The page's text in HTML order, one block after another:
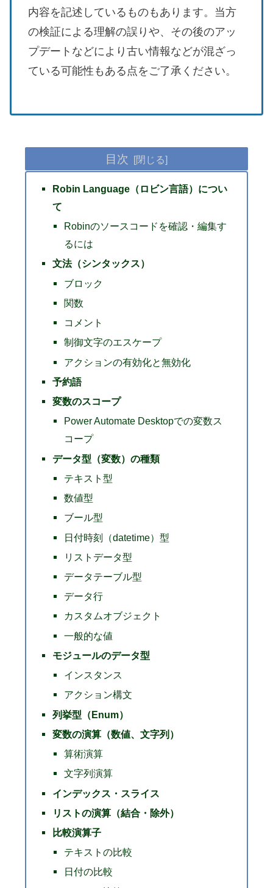
内容を記述しているものもあります。当方
の検証による理解の誤りや、その後のアッ
プデートなどにより古い情報などが混ざっ
ている可能性もある点をご了承ください。
目次
Robin Language（ロビン言語）につい
て
Robinのソースコードを確認・編集す
るには
文法（シンタックス）
ブロック
関数
コメント
制御文字のエスケープ
アクションの有効化と無効化
予約語
変数のスコープ
Power Automate Desktopでの変数ス
コープ
データ型（変数）の種類
テキスト型
数値型
ブール型
日付時刻（datetime）型
リストデータ型
データテーブル型
データ行
カスタムオブジェクト
一般的な値
モジュールのデータ型
インスタンス
アクション構文
列挙型（Enum）
変数の演算（数値、文字列）
算術演算
文字列演算
インデックス・スライス
リストの演算（結合・除外）
比較演算子
テキストの比較
日付の比較